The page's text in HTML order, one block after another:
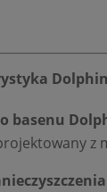
Dolphin
basenu
z